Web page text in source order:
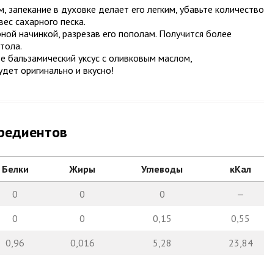
в духовке делает его легким, убавьте количество
сахарного песка.
начинкой, разрезав его пополам. Получится более
бальзамический уксус с оливковым маслом,
оригинально и вкусно!
Белки Жиры Углеводы кКал
0 0 0
—
0 0 0,15
0,55
0,96 0,016 5,28
23,84